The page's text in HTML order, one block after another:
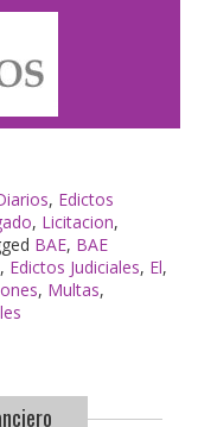
, Edictos
, Licitacion,
BAE, BAE
, Edictos Judiciales, El,
, Multas,